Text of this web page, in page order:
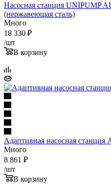
Насосная станция UNIPUMP
(нержавеющая сталь)
Много
18 330 ₽
/шт
В корзину
Адаптивная насосная
Много
8 861 ₽
/шт
В корзину